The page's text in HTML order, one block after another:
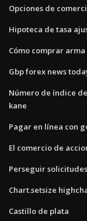
Opciones de
Hipoteca de tasa
Cómo comprar
Gbp forex news
Número de índice
kane
Pagar en línea con
El comercio de
Perseguir
Chart.setsize
Castillo de plata